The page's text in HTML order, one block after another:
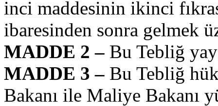
inci maddesinin ikinci
ibaresinden sonra gelmek
MADDE 2 – Bu Tebliğ
MADDE 3 – Bu Tebliğ
Bakanı ile Maliye Bakanı